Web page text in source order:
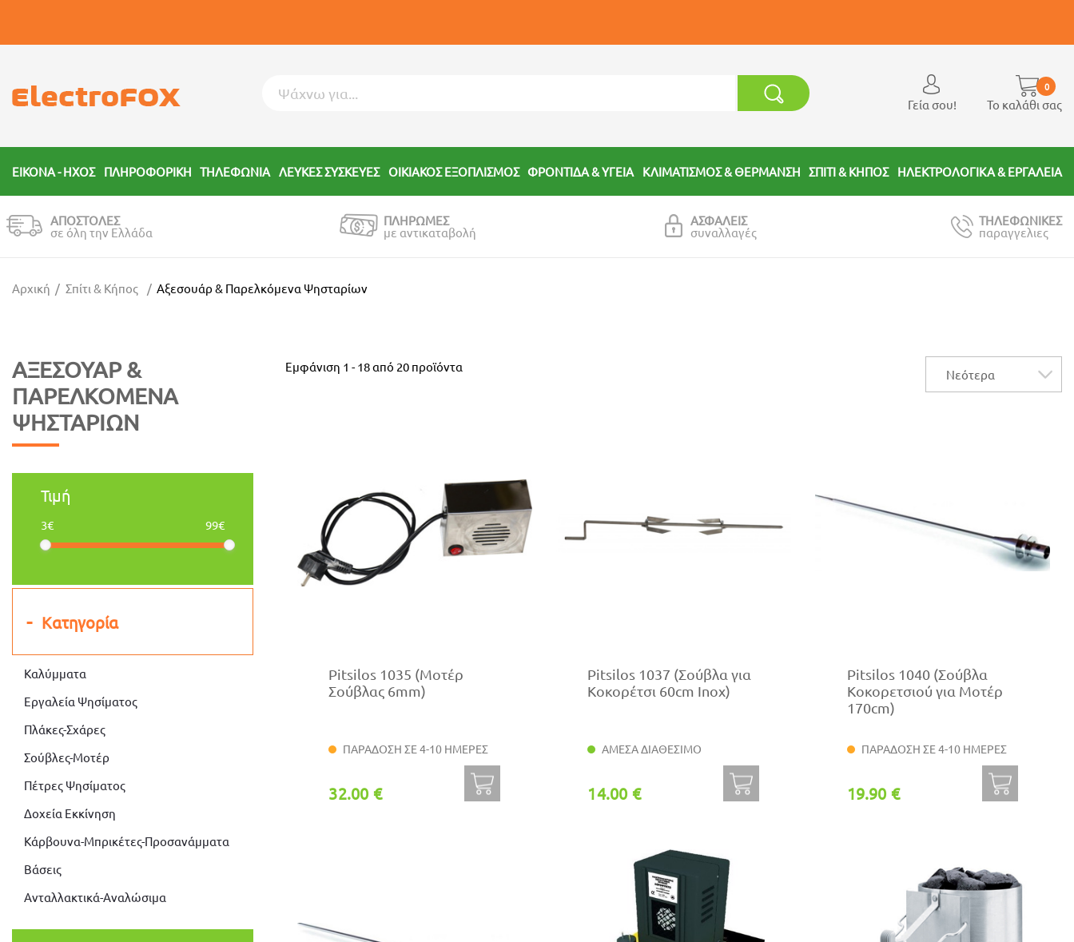
Γεία σου!
0
Το καλάθι σας
ΕΙΚΟΝΑ - ΗΧΟΣ ΠΛΗΡΟΦΟΡΙΚΗ ΤΗΛΕΦΩΝΙΑ ΛΕΥΚΕΣ ΣΥΣΚΕΥΕΣ ΟΙΚΙΑΚΟΣ ΕΞΟΠΛΙΣΜΟΣ ΦΡΟΝΤΙΔΑ & ΥΓΕΙΑ ΚΛΙΜΑΤΙΣΜΟΣ & ΘΕΡΜΑΝΣΗ ΣΠΙΤΙ & ΚΗΠΟΣ ΗΛΕΚΤΡΟΛΟΓΙΚΑ & ΕΡΓΑΛΕΙΑ
ΑΠΟΣΤΟΛΕΣ
σε όλη την Ελλάδα
ΠΛΗΡΩΜΕΣ
με αντικαταβολή
ΑΣΦΑΛΕΙΣ
συναλλαγές
ΤΗΛΕΦΩΝΙΚΕΣ
παραγγελιες
Αρχική Σπίτι & Κήπος Αξεσουάρ & Παρελκόμενα Ψησταρίων
ΑΞΕΣΟΥΆΡ &
ΠΑΡΕΛΚΌΜΕΝΑ
ΨΗΣΤΑΡΊΩΝ
Τιμή
3€ 99€
Κατηγορία
Καλύμματα
Εργαλεία Ψησίματος
Πλάκες-Σχάρες
Σούβλες-Μοτέρ
Πέτρες Ψησίματος
Δοχεία Εκκίνηση
Κάρβουνα-Μπρικέτες-Προσανάμματα
Βάσεις
Ανταλλακτικά-Αναλώσιμα
Εμφάνιση 1 - 18από 20προϊόντα
Pitsilos 1035 (Μοτέρ
Σούβλας 6mm)
ΠΑΡΑΔΟΣΗ ΣΕ 4-10 ΗΜΕΡΕΣ
32.00 €
Pitsilos 1037 (Σούβλα για
Κοκορέτσι 60cm Inox)
ΑΜΕΣΑ ΔΙΑΘΕΣΙΜΟ
14.00 €
Pitsilos 1040 (Σούβλα
Κοκορετσιού για Μοτέρ
170cm)
ΠΑΡΑΔΟΣΗ ΣΕ 4-10 ΗΜΕΡΕΣ
19.90 €